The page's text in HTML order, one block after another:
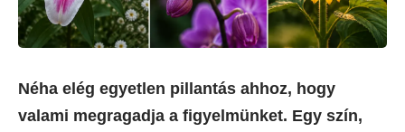
Néha elég egyetlen pillantás ahhoz, hogy
valami megragadja a figyelmünket. Egy szín,